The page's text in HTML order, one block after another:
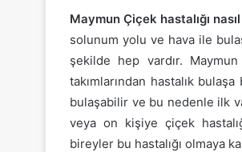
Maymun Çiçek hastalığı nasıl
solunum yolu ve hava ile
şekilde hep vardır.
takımlarından hastalık
bulaşabilir ve bu nedenle ilk
veya on kişiye çiçek
bireyler bu hastalığı olmaya